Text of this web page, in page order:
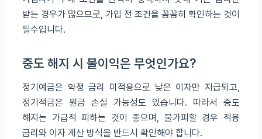
받는 경우가 많으므로, 가입 전 조건을 꼼꼼히 확인하는 것이
필수입니다.
중도 해지 시 불이익은 무엇인가요?
정기예금은 약정 금리 미적용으로 낮은 이자만 지급되고,
정기적금은 원금 손실 가능성도 있습니다. 따라서 중도
해지는 가급적 피하는 것이 좋으며, 불가피할 경우 적용
금리와 이자 계산 방식을 반드시 확인해야 합니다.